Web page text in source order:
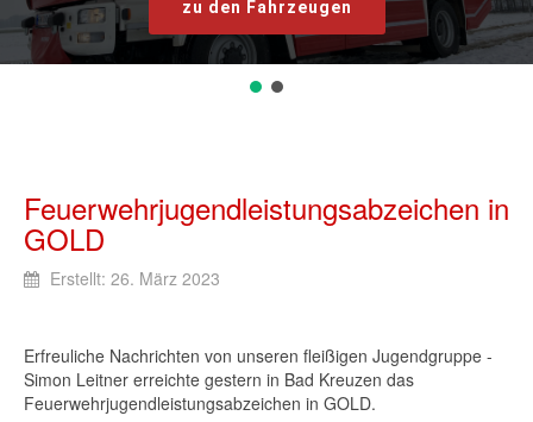
zu den Fahrzeugen
Feuerwehrjugendleistungsabzeichen in
GOLD
Erstellt: 26. März 2023
Erfreuliche Nachrichten von unseren fleißigen Jugendgruppe -
Simon Leitner erreichte gestern in Bad Kreuzen das
Feuerwehrjugendleistungsabzeichen in GOLD.